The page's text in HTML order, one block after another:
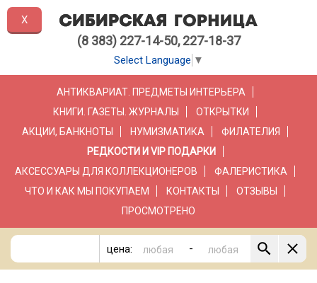
(8 383) 227-14-50, 227-18-37
Select Language ▼
АНТИКВАРИАТ. ПРЕДМЕТЫ ИНТЕРЬЕРА
КНИГИ. ГАЗЕТЫ. ЖУРНАЛЫ
ОТКРЫТКИ
АКЦИИ, БАНКНОТЫ
НУМИЗМАТИКА
ФИЛАТЕЛИЯ
РЕДКОСТИ И VIP ПОДАРКИ
АКСЕССУАРЫ ДЛЯ КОЛЛЕКЦИОНЕРОВ
ФАЛЕРИСТИКА
ЧТО И КАК МЫ ПОКУПАЕМ
КОНТАКТЫ
ОТЗЫВЫ
ПРОСМОТРЕНО
цена: -
X